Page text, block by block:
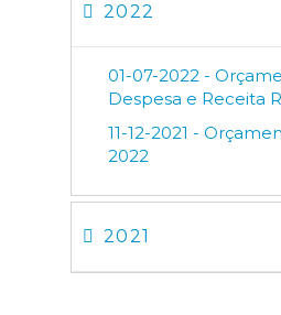
2022
01-07-2022 -
Despesa e Receita
11-12-2021 -
2022
2021